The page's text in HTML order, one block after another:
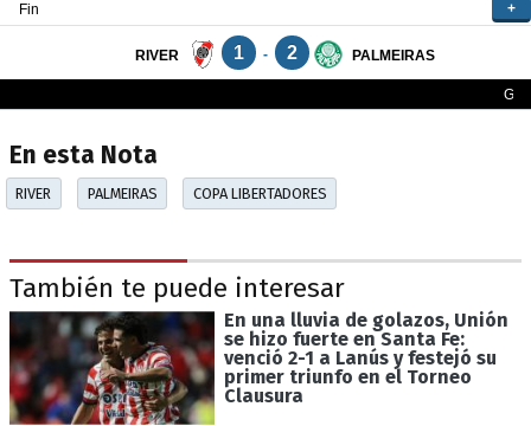
En esta Nota
RIVER PALMEIRAS COPA LIBERTADORES
También te puede interesar
En una lluvia de golazos, Unión
se hizo fuerte en Santa Fe:
venció 2-1 a Lanús y festejó su
primer triunfo en el Torneo
Clausura